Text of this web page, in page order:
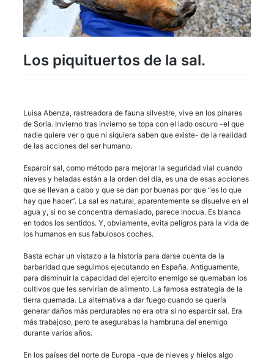
Los piquituertos de la sal.
Luisa Abenza, rastreadora de fauna silvestre, vive en los pinares
de Soria. Invierno tras invierno se topa con el lado oscuro -el que
nadie quiere ver o que ni siquiera saben que existe- de la realidad
de las acciones del ser humano.
Esparcir sal, como método para mejorar la seguridad vial cuando
nieves y heladas están a la orden del día, es una de esas acciones
que se llevan a cabo y que se dan por buenas por que “es lo que
hay que hacer”. La sal es natural, aparentemente se disuelve en el
agua y, si no se concentra demasiado, parece inocua. Es blanca
en todos los sentidos. Y, obviamente, evita peligros para la vida de
los humanos en sus fabulosos coches.
Basta echar un vistazo a la historia para darse cuenta de la
barbaridad que seguimos ejecutando en España. Antiguamente,
para disminuir la capacidad del ejercito enemigo se quemaban los
cultivos que les servirían de alimento. La famosa estrategia de la
tierra quemada. La alternativa a dar fuego cuando se quería
generar daños más perdurables no era otra si no esparcir sal. Era
más trabajoso, pero te asegurabas la hambruna del enemigo
durante varios años.
En los países del norte de Europa -que de nieves y hielos algo